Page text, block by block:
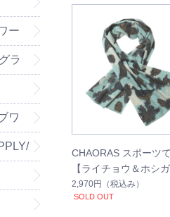
CHAORAS スポーツ
【ライチョウ＆ホシ
2,970円 （税込み）
SOLD OUT
ー
ラ
ワ